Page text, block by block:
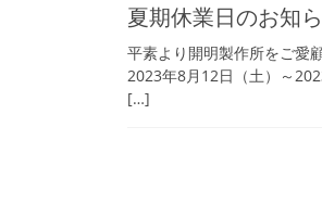
夏期休業日のお知
平素より開明製作所をご愛
2023年8月12日（土）～
[…]